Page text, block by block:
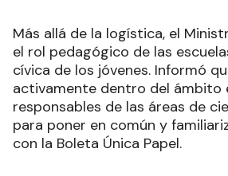
Más allá de la logística, el
el rol pedagógico de las
cívica de los jóvenes. Informó
activamente dentro del ámbito
responsables de las áreas de
para poner en común y
con la Boleta Única Papel.